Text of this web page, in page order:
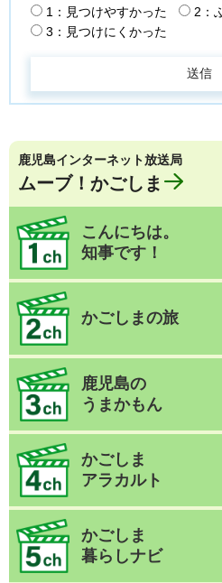
1：見つけやすかった
2：
3：見つけにくかった
鹿児島インターネット放送局
ムーブ！かごしま
こんにちは。
知事です！
かごしまの旅
鹿児島の
うまかもん
かごしま
アラカルト
かごしま
暮らしナビ